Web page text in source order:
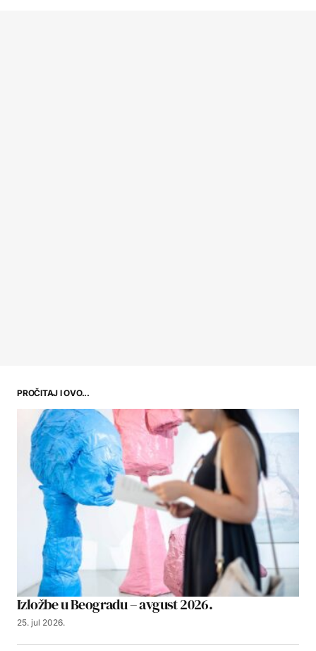
PROČITAJ I OVO...
Izložbe u Beogradu – avgust 2026.
25. jul 2026.